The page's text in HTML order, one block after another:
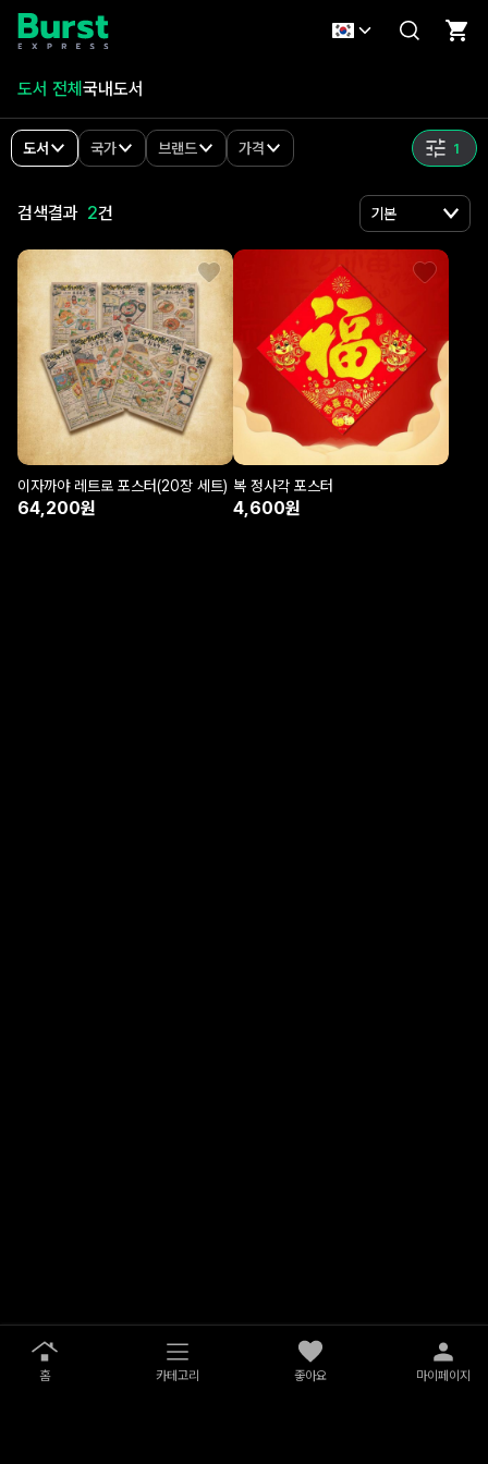
홈 카테고리 좋아요 마이페이지
도서 전체 국내도서
1
도서 국가 브랜드 가격
검색결과 2건
이자까야 레트로 포스터(20장 세트)
64,200원
복 정사각 포스터
4,600원